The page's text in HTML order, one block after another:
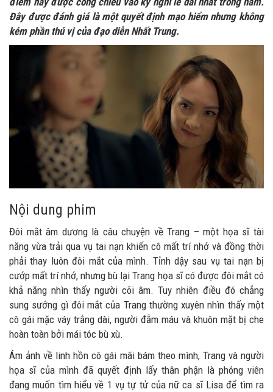
Đây được đánh giá là một quyết định mạo hiểm nhưng không
kém phần thú vị của đạo diễn Nhất Trung.
Nội dung phim
Đôi mắt âm dương là câu chuyện về Trang – một họa sĩ tài
năng vừa trải qua vụ tai nạn khiến cô mất trí nhớ và đồng thời
phải thay luôn đôi mắt của mình. Tỉnh dậy sau vụ tai nạn bị
cướp mất trí nhớ, nhưng bù lại Trang họa sĩ có được đôi mắt có
khả năng nhìn thấy người cõi âm. Tuy nhiên điều đó chẳng
sung sướng gì đôi mắt của Trang thường xuyên nhìn thấy một
cô gái mặc váy trắng dài, người đẫm máu và khuôn mặt bị che
hoàn toàn bởi mái tóc bù xù.
Ám ảnh về linh hồn cô gái mãi bám theo mình, Trang và người
họa sĩ của mình đã quyết định lấy thân phận là phóng viên
đang muốn tìm hiểu về 1 vụ tự tử của nữ ca sĩ Lisa để tìm ra